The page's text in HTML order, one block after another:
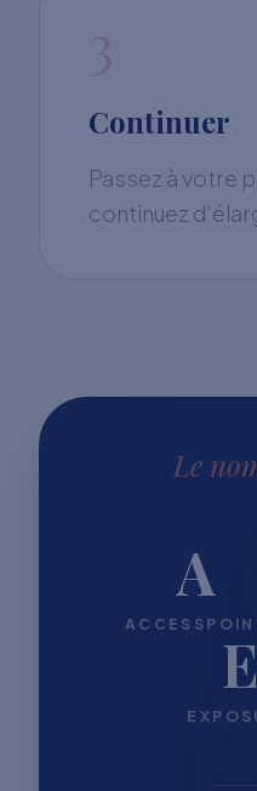
3
Continuer
Passez à votre
continuez
Le
A
E